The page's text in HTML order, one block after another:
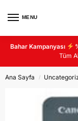
MENU
Bahar Kampanyası
Tüm
Ana Sayfa /